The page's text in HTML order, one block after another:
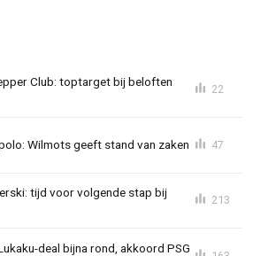
Club: toptarget bij beloften
22
Wilmots geeft stand van zaken 47
tijd voor volgende stap bij
213
deal bijna rond, akkoord PSG